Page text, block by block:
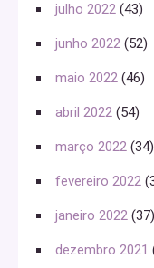
julho 2022 (43)
junho 2022 (52)
maio 2022 (46)
abril 2022 (54)
março 2022 (34)
fevereiro 2022
janeiro 2022 (37)
dezembro 2021